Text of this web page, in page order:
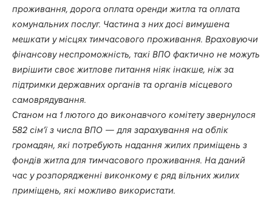
проживання, дорога оплата оренди житла та оплата
комунальних послуг. Частина з них досі вимушена
мешкати у місцях тимчасового проживання. Враховуючи
фінансову неспроможність, такі ВПО фактично не можуть
вирішити своє житлове питання ніяк інакше, ніж за
підтримки державних органів та органів місцевого
самоврядування.
Станом на 1 лютого до виконавчого комітету звернулося
582 сім’ї з числа ВПО — для зарахування на облік
громадян, які потребують надання жилих приміщень з
фондів житла для тимчасового проживання. На даний
час у розпорядженні виконкому є ряд вільних жилих
приміщень, які можливо використати.